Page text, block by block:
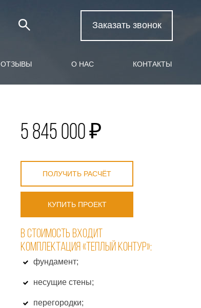
Заказать звонок
ОТЗЫВЫ О НАС КОНТАКТЫ
5 845 000 ₽
ПОЛУЧИТЬ РАСЧЁТ
КУПИТЬ ПРОЕКТ
В СТОИМОСТЬ ВХОДИТ
КОМПЛЕКТАЦИЯ «ТЕПЛЫЙ КОНТУР»:
фундамент;
несущие стены;
перегородки;